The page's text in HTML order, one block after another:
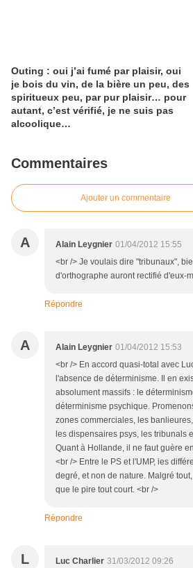
Outing : oui j’ai fumé par plaisir, oui
je bois du vin, de la bière un peu, des
spiritueux peu, par pur plaisir… pour
autant, c’est vérifié, je ne suis pas
alcoolique…
Commentaires
Ajouter un commentaire
A Alain Leygnier 01/04/2012 15:55
<br /> Je voulais dire "tribunaux",
d'orthographe auront rectifié d'eux-
Répondre
A Alain Leygnier 01/04/2012 15:53
<br /> En accord quasi-total avec
l'absence de déterminisme. Il en
absolument massifs : le
déterminisme psychique.
zones commerciales, les
les dispensaires psys, les tribunals
Quant à Hollande, il ne faut guère
<br /> Entre le PS et l'UMP, ies
degré, et non de nature. Malgré
que le pire tout court. <br />
Répondre
L Luc Charlier 31/03/2012 09:26